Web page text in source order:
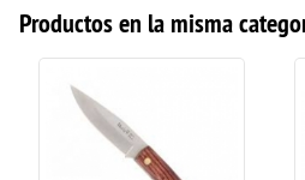
Productos en la misma